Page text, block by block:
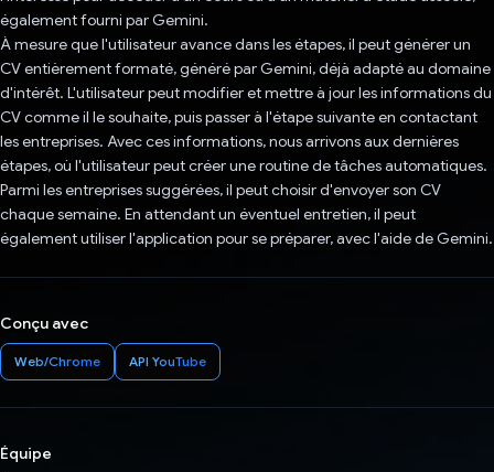
également fourni par Gemini.
À mesure que l'utilisateur avance dans les étapes, il peut générer un
CV entièrement formaté, généré par Gemini, déjà adapté au domaine
d'intérêt. L'utilisateur peut modifier et mettre à jour les informations du
CV comme il le souhaite, puis passer à l'étape suivante en contactant
les entreprises. Avec ces informations, nous arrivons aux dernières
étapes, où l'utilisateur peut créer une routine de tâches automatiques.
Parmi les entreprises suggérées, il peut choisir d'envoyer son CV
chaque semaine. En attendant un éventuel entretien, il peut
également utiliser l'application pour se préparer, avec l'aide de Gemini.
Conçu avec
Web/Chrome API YouTube
Équipe